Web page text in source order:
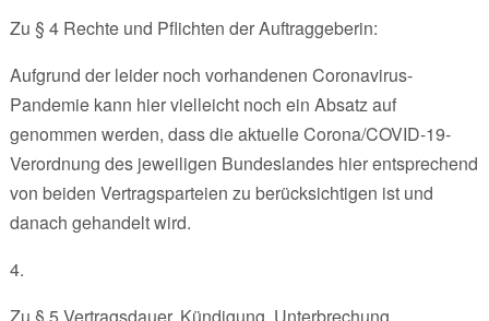
Zu § 4 Rechte und Pflichten der Auftraggeberin:
Aufgrund der leider noch vorhandenen Coronavirus-
Pandemie kann hier vielleicht noch ein Absatz auf
genommen werden, dass die aktuelle Corona/COVID-19-
Verordnung des jeweiligen Bundeslandes hier entsprechend
von beiden Vertragsparteien zu berücksichtigen ist und
danach gehandelt wird.
4.
Zu § 5 Vertragsdauer, Kündigung, Unterbrechung